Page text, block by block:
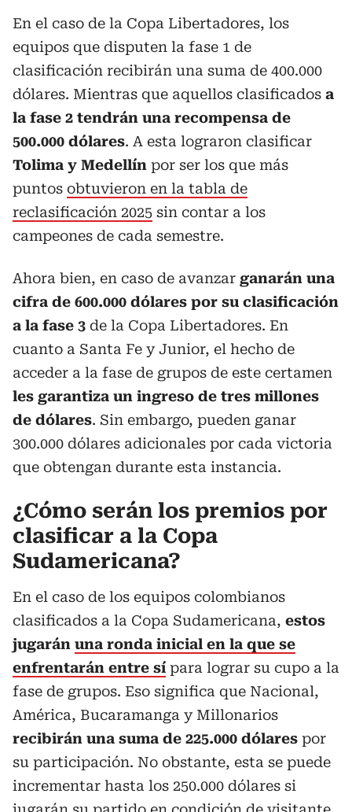
En el caso de la Copa Libertadores, los
equipos que disputen la fase 1 de
clasificación recibirán una suma de 400.000
dólares. Mientras que aquellos clasificados a
la fase 2 tendrán una recompensa de
500.000 dólares. A esta lograron clasificar
Tolima y Medellín por ser los que más
puntos obtuvieron en la tabla de
reclasificación 2025 sin contar a los
campeones de cada semestre.
Ahora bien, en caso de avanzar ganarán una
cifra de 600.000 dólares por su clasificación
a la fase 3 de la Copa Libertadores. En
cuanto a Santa Fe y Junior, el hecho de
acceder a la fase de grupos de este certamen
les garantiza un ingreso de tres millones
de dólares. Sin embargo, pueden ganar
300.000 dólares adicionales por cada victoria
que obtengan durante esta instancia.
¿Cómo serán los premios por
clasificar a la Copa
Sudamericana?
En el caso de los equipos colombianos
clasificados a la Copa Sudamericana, estos
jugarán una ronda inicial en la que se
enfrentarán entre sí para lograr su cupo a la
fase de grupos. Eso significa que Nacional,
América, Bucaramanga y Millonarios
recibirán una suma de 225.000 dólares por
su participación. No obstante, esta se puede
incrementar hasta los 250.000 dólares si